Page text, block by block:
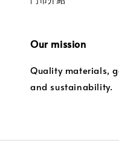
Our mission
Quality materials,
and sustainability.